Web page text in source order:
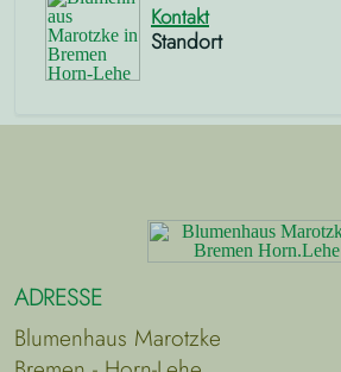
Kontakt
Standort
ADRESSE
Blumenhaus Marotzke